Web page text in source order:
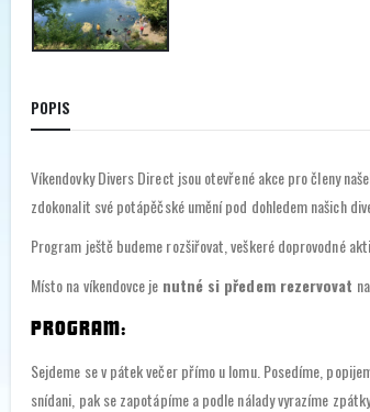
POPIS
Víkendovky Divers Direct jsou otevřené akce pro členy
zdokonalit své potápěčské umění pod dohledem našich
Program ještě budeme rozšiřovat, veškeré doprovodné
Místo na víkendovce je nutné si předem rezervovat
PROGRAM:
Sejdeme se v pátek večer přímo u lomu. Posedíme,
snídani, pak se zapotápíme a podle nálady vyrazíme